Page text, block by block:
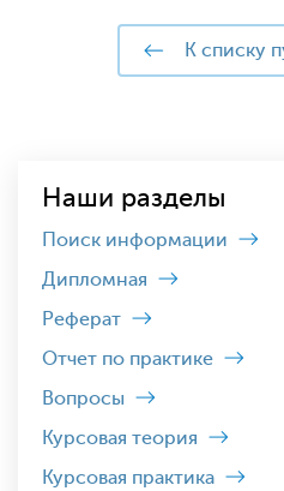
к списку
Наши разделы
Поиск информации
Дипломная
Реферат
Отчет по практике
Вопросы
Курсовая теория
Курсовая практика